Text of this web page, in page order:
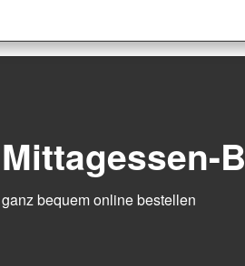
Mittagessen-
ganz bequem online bestellen